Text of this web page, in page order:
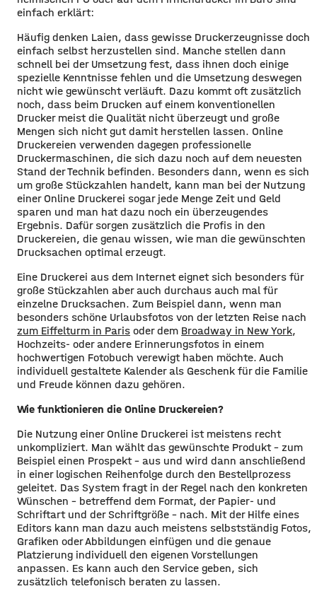
einfach erklärt:
Häufig denken Laien, dass gewisse Druckerzeugnisse doch
einfach selbst herzustellen sind. Manche stellen dann
schnell bei der Umsetzung fest, dass ihnen doch einige
spezielle Kenntnisse fehlen und die Umsetzung deswegen
nicht wie gewünscht verläuft. Dazu kommt oft zusätzlich
noch, dass beim Drucken auf einem konventionellen
Drucker meist die Qualität nicht überzeugt und große
Mengen sich nicht gut damit herstellen lassen. Online
Druckereien verwenden dagegen professionelle
Druckermaschinen, die sich dazu noch auf dem neuesten
Stand der Technik befinden. Besonders dann, wenn es sich
um große Stückzahlen handelt, kann man bei der Nutzung
einer Online Druckerei sogar jede Menge Zeit und Geld
sparen und man hat dazu noch ein überzeugendes
Ergebnis. Dafür sorgen zusätzlich die Profis in den
Druckereien, die genau wissen, wie man die gewünschten
Drucksachen optimal erzeugt.
Eine Druckerei aus dem Internet eignet sich besonders für
große Stückzahlen aber auch durchaus auch mal für
einzelne Drucksachen. Zum Beispiel dann, wenn man
besonders schöne Urlaubsfotos von der letzten Reise nach
zum Eiffelturm in Paris oder dem Broadway in New York,
Hochzeits- oder andere Erinnerungsfotos in einem
hochwertigen Fotobuch verewigt haben möchte. Auch
individuell gestaltete Kalender als Geschenk für die Familie
und Freude können dazu gehören.
Wie funktionieren die Online Druckereien?
Die Nutzung einer Online Druckerei ist meistens recht
unkompliziert. Man wählt das gewünschte Produkt – zum
Beispiel einen Prospekt – aus und wird dann anschließend
in einer logischen Reihenfolge durch den Bestellprozess
geleitet. Das System fragt in der Regel nach den konkreten
Wünschen - betreffend dem Format, der Papier- und
Schriftart und der Schriftgröße - nach. Mit der Hilfe eines
Editors kann man dazu auch meistens selbstständig Fotos,
Grafiken oder Abbildungen einfügen und die genaue
Platzierung individuell den eigenen Vorstellungen
anpassen. Es kann auch den Service geben, sich
zusätzlich telefonisch beraten zu lassen.